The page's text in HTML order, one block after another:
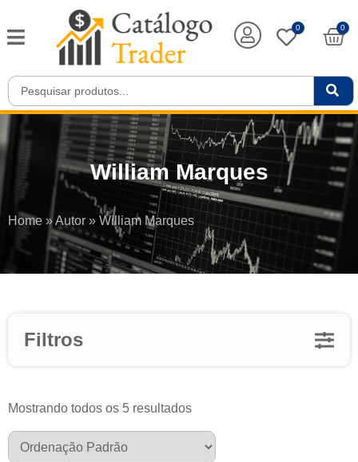
0 0
William Marques
Home »Autor » William Marques
Filtros
Mostrando todos os 5 resultados